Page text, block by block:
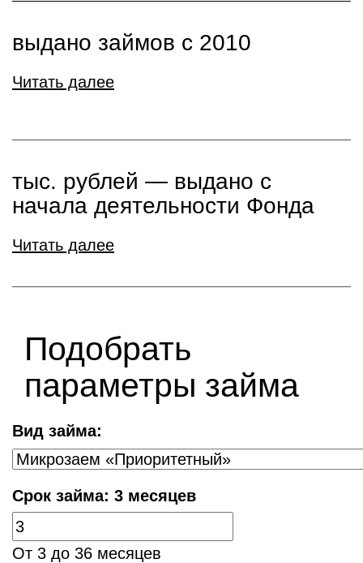
выдано займов с 2010
Читать далее
тыс. рублей ― выдано с
начала деятельности Фонда
Читать далее
Подобрать
параметры займа
Вид займа:
Срок займа: 3 месяцев
От 3 до 36 месяцев